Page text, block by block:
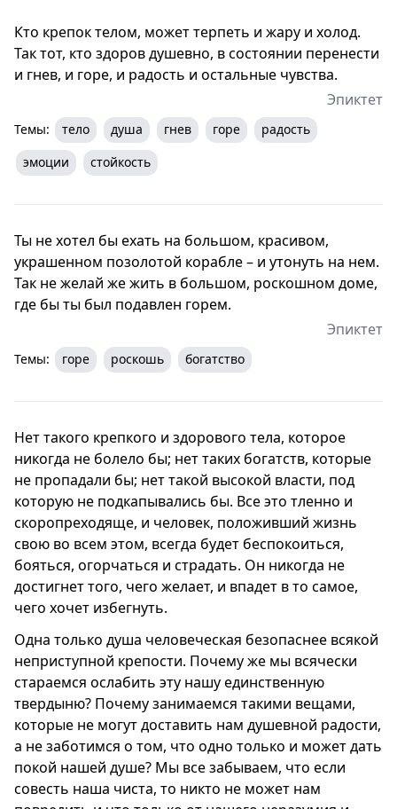
Кто крепок телом, может терпеть и жару и холод.
Так тот, кто здоров душевно, в состоянии перенести
и гнев, и горе, и радость и остальные чувства.
Эпиктет
Темы: тело душа гнев горе
радость
эмоции
стойкость
Ты не хотел бы ехать на большом, красивом,
украшенном позолотой корабле – и утонуть на нем.
Так не желай же жить в большом, роскошном доме,
где бы ты был подавлен горем.
Эпиктет
Темы: горе роскошь богатство
Нет такого крепкого и здорового тела, которое
никогда не болело бы; нет таких богатств, которые
не пропадали бы; нет такой высокой власти, под
которую не подкапывались бы. Все это тленно и
скоропреходяще, и человек, положивший жизнь
свою во всем этом, всегда будет беспокоиться,
бояться, огорчаться и страдать. Он никогда не
достигнет того, чего желает, и впадет в то самое,
чего хочет избегнуть.
Одна только душа человеческая безопаснее всякой
неприступной крепости. Почему же мы всячески
стараемся ослабить эту нашу единственную
твердыню? Почему занимаемся такими вещами,
которые не могут доставить нам душевной радости,
а не заботимся о том, что одно только и может дать
покой нашей душе? Мы все забываем, что если
совесть наша чиста, то никто не может нам